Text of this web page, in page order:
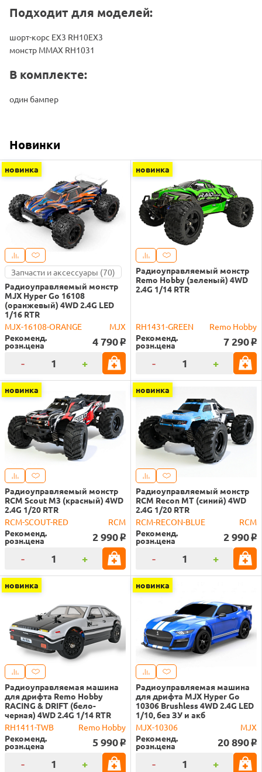
Подходит для моделей:
шорт-корс EX3 RH10EX3
монстр MMAX RH1031
В комплекте:
один бампер
Новинки
новинка
Запчасти и аксессуары (70)
Радиоуправляемый монстр
MJX Hyper Go 16108
(оранжевый) 4WD 2.4G LED
1/16 RTR
MJX-16108-ORANGE
MJX
Рекоменд.
розн.цена 4 790 o
- +
новинка
Радиоуправляемый монстр
Remo Hobby (зеленый) 4WD
2.4G 1/14 RTR
RH1431-GREEN
Remo Hobby
Рекоменд.
розн.цена 7 290 o
- +
новинка
Радиоуправляемый монстр
RCM Scout M3 (красный) 4WD
2.4G 1/20 RTR
RCM-SCOUT-RED
RCM
Рекоменд.
розн.цена 2 990 o
- +
новинка
Радиоуправляемый монстр
RCM Recon MT (синий) 4WD
2.4G 1/20 RTR
RCM-RECON-BLUE
RCM
Рекоменд.
розн.цена 2 990 o
- +
новинка
Радиоуправляемая машина
для дрифта Remo Hobby
RACING & DRIFT (бело-
черная) 4WD 2.4G 1/14 RTR
RH1411-TWB
Remo Hobby
Рекоменд.
розн.цена 5 990 o
- +
новинка
Радиоуправляемая машина
для дрифта MJX Hyper Go
10306 Brushless 4WD 2.4G LED
1/10, без ЗУ и акб
MJX-10306
MJX
Рекоменд.
розн.цена 20 890 o
- +